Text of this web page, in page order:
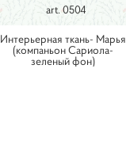
art. 0504
Интерьерная ткань- Марья
(компаньон Сариола-
зеленый фон)